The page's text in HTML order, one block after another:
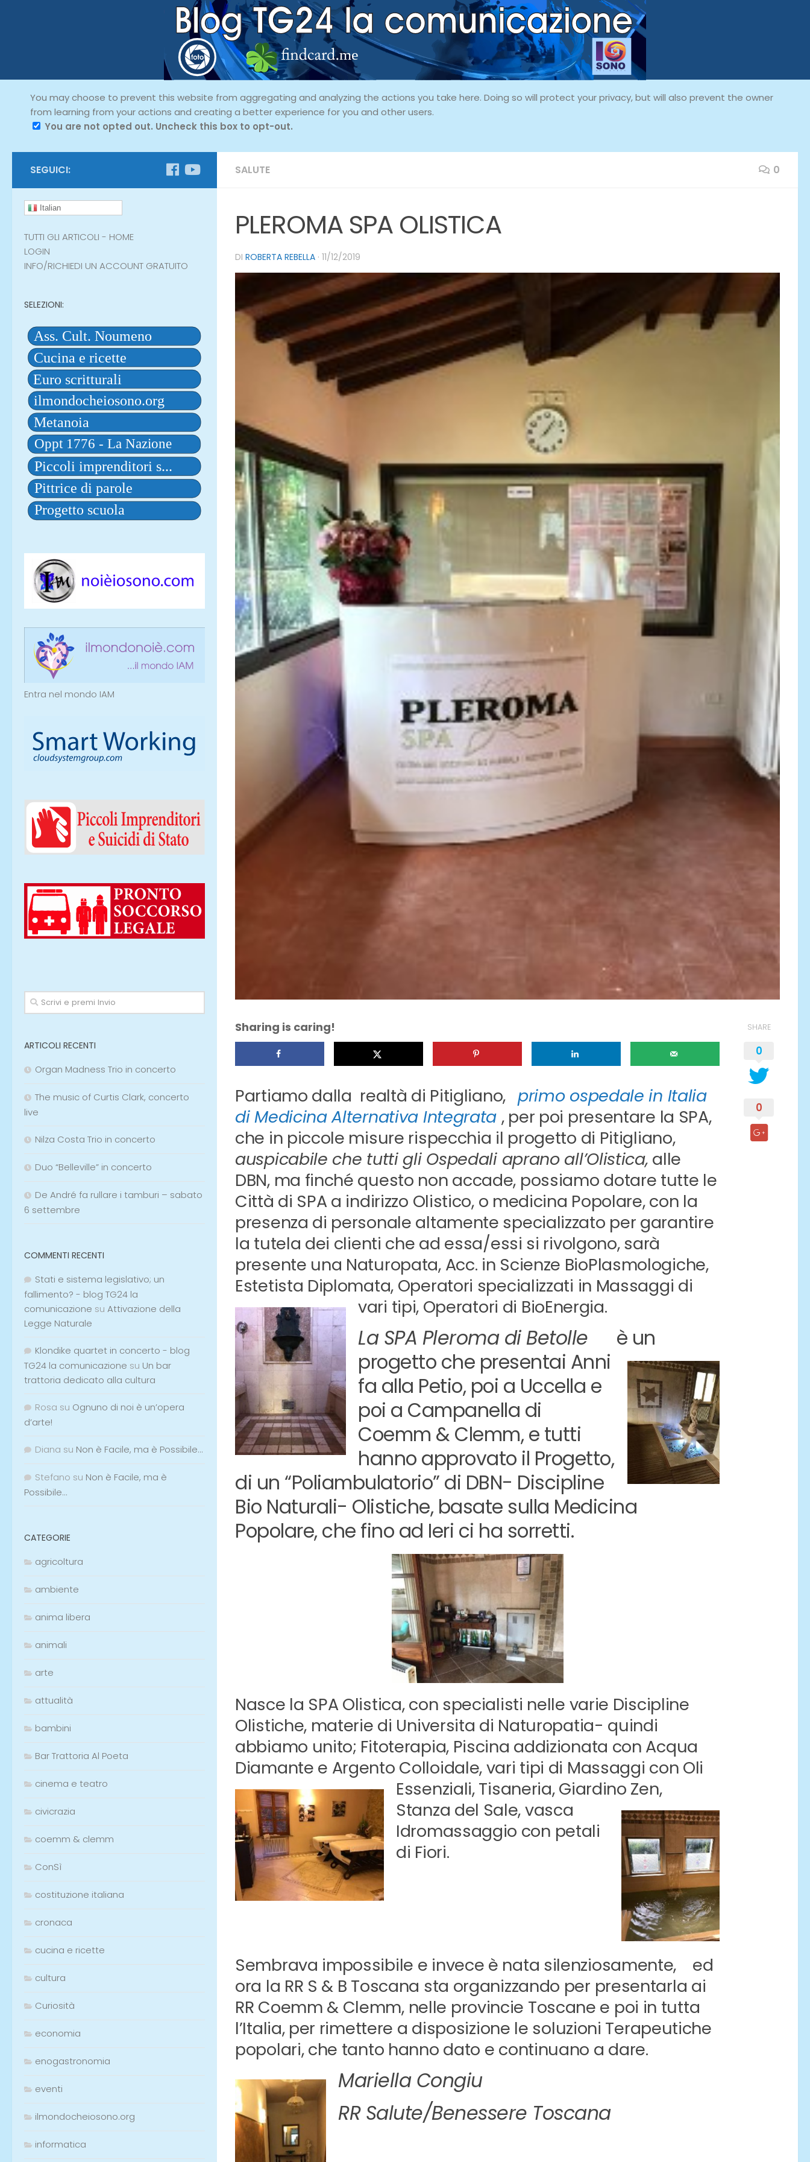
You may choose to prevent this website from aggregating and analyzing the actions you take here. Doing so will protect your privacy, but will also prevent the owner
from learning from your actions and creating a better experience for you and other users.
You are not opted out. Uncheck this box to opt-out.
SALUTE 0
PLEROMA SPA OLISTICA
DI ROBERTA REBELLA · 11/12/2019
Sharing is caring!
Partiamo dalla realtà di Pitigliano, primo ospedale in Italia
di Medicina Alternativa Integrata , per poi presentare la SPA,
che in piccole misure rispecchia il progetto di Pitigliano,
auspicabile che tutti gli Ospedali aprano all’Olistica, alle
DBN, ma finché questo non accade, possiamo dotare tutte le
Città di SPA a indirizzo Olistico, o medicina Popolare, con la
presenza di personale altamente specializzato per garantire
la tutela dei clienti che ad essa/essi si rivolgono, sarà
presente una Naturopata, Acc. in Scienze BioPlasmologiche,
Estetista Diplomata, Operatori specializzati in Massaggi di
vari tipi, Operatori di BioEnergia.
La SPA Pleroma di Betolle
è un
progetto che presentai Anni
fa alla Petio, poi a Uccella e
poi a Campanella di
Coemm & Clemm, e tutti
hanno approvato il Progetto,
di un “Poliambulatorio” di DBN- Discipline
Bio Naturali- Olistiche, basate sulla Medicina
Popolare, che fino ad Ieri ci ha sorretti.
Nasce la SPA Olistica, con specialisti nelle varie Discipline
Olistiche, materie di Universita di Naturopatia- quindi
abbiamo unito; Fitoterapia, Piscina addizionata con Acqua
Diamante e Argento Colloidale, vari tipi di Massaggi con Oli
Essenziali,Tisaneria, Giardino Zen,
Stanza del Sale, vasca
Idromassaggio con petali
di Fiori.
Sembrava impossibile e invece è nata silenziosamente, ed
ora la RR S & B Toscana sta organizzando per presentarla ai
RR Coemm & Clemm, nelle provincie Toscane e poi in tutta
l’Italia, per rimettere a disposizione le soluzioni Terapeutiche
popolari, che tanto hanno dato e continuano a dare.
Mariella Congiu
RR Salute/Benessere Toscana
SHARE
0
0
SEGUICI:
Italian
TUTTI GLI ARTICOLI - HOME
LOGIN
INFO/RICHIEDI UN ACCOUNT GRATUITO
SELEZIONI:
Entra nel mondo IAM
ARTICOLI RECENTI
Organ Madness Trio in concerto
The music of Curtis Clark, concerto
live
Nilza Costa Trio in concerto
Duo “Belleville” in concerto
De André fa rullare i tamburi – sabato
6 settembre
COMMENTI RECENTI
Stati e sistema legislativo; un
fallimento? - blog TG24 la
comunicazione su Attivazione della
Legge Naturale
Klondike quartet in concerto - blog
TG24 la comunicazione su Un bar
trattoria dedicato alla cultura
Rosa su Ognuno di noi è un’opera
d’arte!
Diana su Non è Facile, ma è Possibile…
Stefano su Non è Facile, ma è
Possibile…
CATEGORIE
agricoltura
ambiente
anima libera
animali
arte
attualità
bambini
Bar Trattoria Al Poeta
cinema e teatro
civicrazia
coemm & clemm
ConSì
costituzione italiana
cronaca
cucina e ricette
cultura
Curiosità
economia
enogastronomia
eventi
ilmondocheiosono.org
informatica